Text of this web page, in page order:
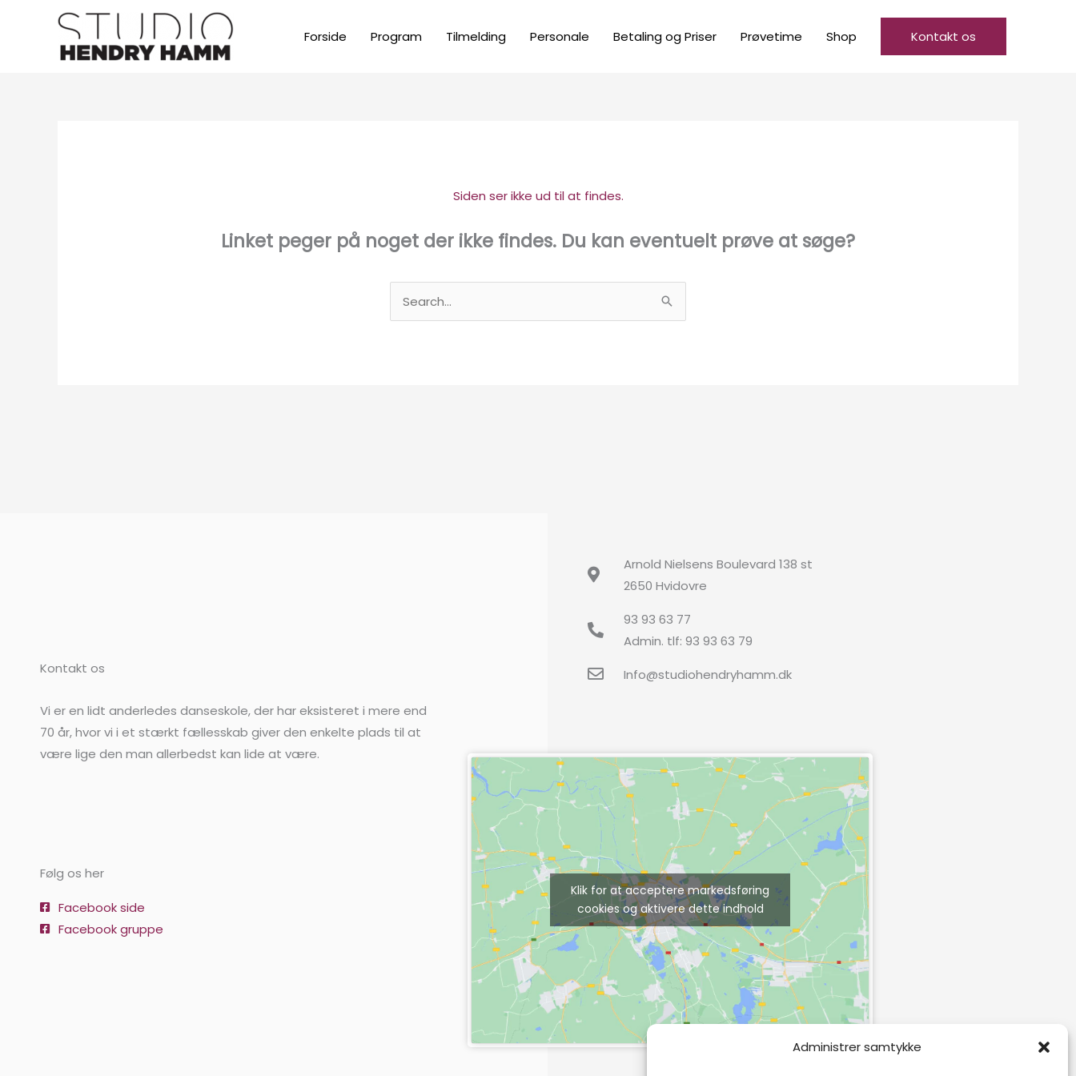
Administrer samtykke
Forside Program Tilmelding Personale Betaling og Priser Prøvetime Shop Kontakt os
Siden ser ikke ud til at findes.
Linket peger på noget der ikke findes. Du kan eventuelt prøve at søge?
Søg
efter:
Kontakt os
Vi er en lidt anderledes danseskole, der har eksisteret i mere end
70 år, hvor vi i et stærkt fællesskab giver den enkelte plads til at
være lige den man allerbedst kan lide at være.
Følg os her
Facebook side
Facebook gruppe
Arnold Nielsens Boulevard 138 st
2650 Hvidovre
93 93 63 77
Admin. tlf: 93 93 63 79
Info@studiohendryhamm.dk
Klik for at acceptere markedsføring
cookies og aktivere dette indhold